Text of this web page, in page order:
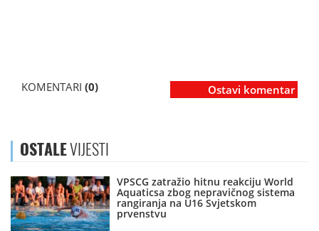
KOMENTARI (0) Ostavi komentar
OSTALEVIJESTI
VPSCG zatražio hitnu reakciju World
Aquaticsa zbog nepravičnog sistema
rangiranja na U16 Svjetskom
prvenstvu